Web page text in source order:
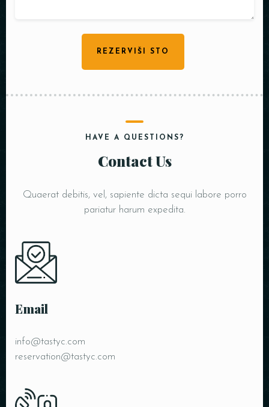
REZERVIŠI STO
HAVE A QUESTIONS?
Contact Us
Quaerat debitis, vel, sapiente dicta sequi labore porro
pariatur harum expedita.
Email
info@tastyc.com
reservation@tastyc.com